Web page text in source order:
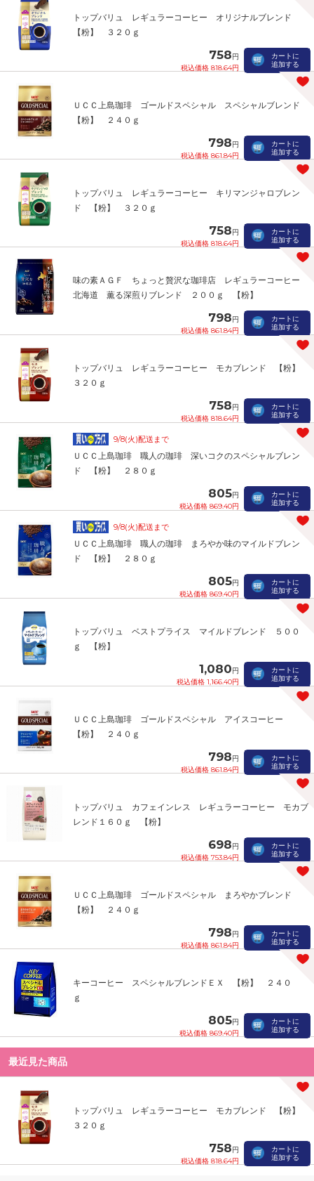
トップバリュ レギュラーコーヒー オリジナルブレンド
【粉】 ３２０ｇ
758円
税込価格 818.64円
カートに
追加する
ＵＣＣ上島珈琲 ゴールドスペシャル スペシャルブレンド
【粉】 ２４０ｇ
798円
税込価格 861.84円
カートに
追加する
トップバリュ レギュラーコーヒー キリマンジャロブレン
ド 【粉】 ３２０ｇ
758円
税込価格 818.64円
カートに
追加する
味の素ＡＧＦ ちょっと贅沢な珈琲店 レギュラーコーヒー
北海道 薫る深煎りブレンド ２００ｇ 【粉】
798円
税込価格 861.84円
カートに
追加する
トップバリュ レギュラーコーヒー モカブレンド 【粉】
３２０ｇ
758円
税込価格 818.64円
カートに
追加する
9/8(火)配送まで
ＵＣＣ上島珈琲 職人の珈琲 深いコクのスペシャルブレン
ド 【粉】 ２８０ｇ
805円
税込価格 869.40円
カートに
追加する
9/8(火)配送まで
ＵＣＣ上島珈琲 職人の珈琲 まろやか味のマイルドブレン
ド 【粉】 ２８０ｇ
805円
税込価格 869.40円
カートに
追加する
トップバリュ ベストプライス マイルドブレンド ５００
ｇ 【粉】
1,080円
税込価格 1,166.40円
カートに
追加する
ＵＣＣ上島珈琲 ゴールドスペシャル アイスコーヒー
【粉】 ２４０ｇ
798円
税込価格 861.84円
カートに
追加する
トップバリュ カフェインレス レギュラーコーヒー モカブ
レンド１６０ｇ 【粉】
698円
税込価格 753.84円
カートに
追加する
ＵＣＣ上島珈琲 ゴールドスペシャル まろやかブレンド
【粉】 ２４０ｇ
798円
税込価格 861.84円
カートに
追加する
キーコーヒー スペシャルブレンドＥＸ 【粉】 ２４０
ｇ
805円
税込価格 869.40円
カートに
追加する
最近見た商品
トップバリュ レギュラーコーヒー モカブレンド 【粉】
３２０ｇ
758円
税込価格 818.64円
カートに
追加する